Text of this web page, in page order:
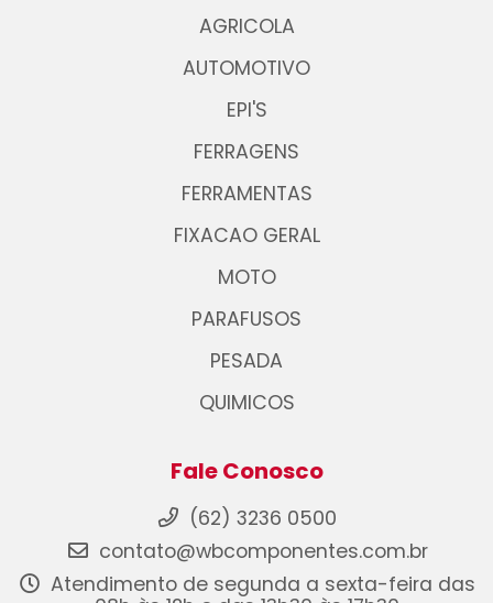
AGRICOLA
AUTOMOTIVO
EPI'S
FERRAGENS
FERRAMENTAS
FIXACAO GERAL
MOTO
PARAFUSOS
PESADA
QUIMICOS
Fale Conosco
(62) 3236 0500
contato@wbcomponentes.com.br
Atendimento de segunda a sexta-feira das